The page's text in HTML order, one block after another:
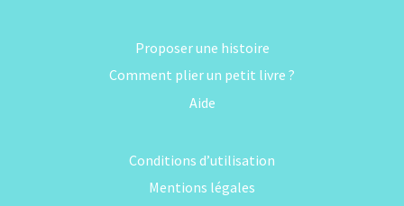
Proposer une histoire
Comment plier un petit livre ?
Aide
Conditions d’utilisation
Mentions légales